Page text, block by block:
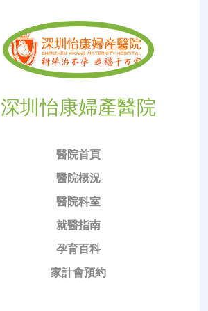
深圳怡康婦產醫院
醫院首頁
醫院概況
醫院科室
就醫指南
孕育百科
家計會預約